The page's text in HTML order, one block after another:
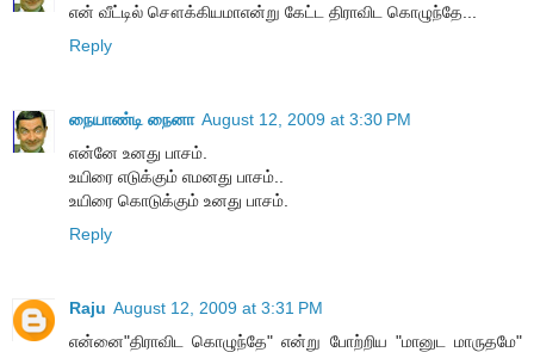
என் வீட்டில் சௌக்கியமாஎன்று கேட்ட திராவிட கொழுந்தே...
Reply
நையாண்டி நைனா August 12, 2009 at 3:30 PM
என்னே உனது பாசம்.
உயிரை எடுக்கும் எமனது பாசம்..
உயிரை கொடுக்கும் உனது பாசம்.
Reply
Raju August 12, 2009 at 3:31 PM
என்னை"திராவிட கொழுந்தே" என்று போற்றிய "மானுட மாருதமே"